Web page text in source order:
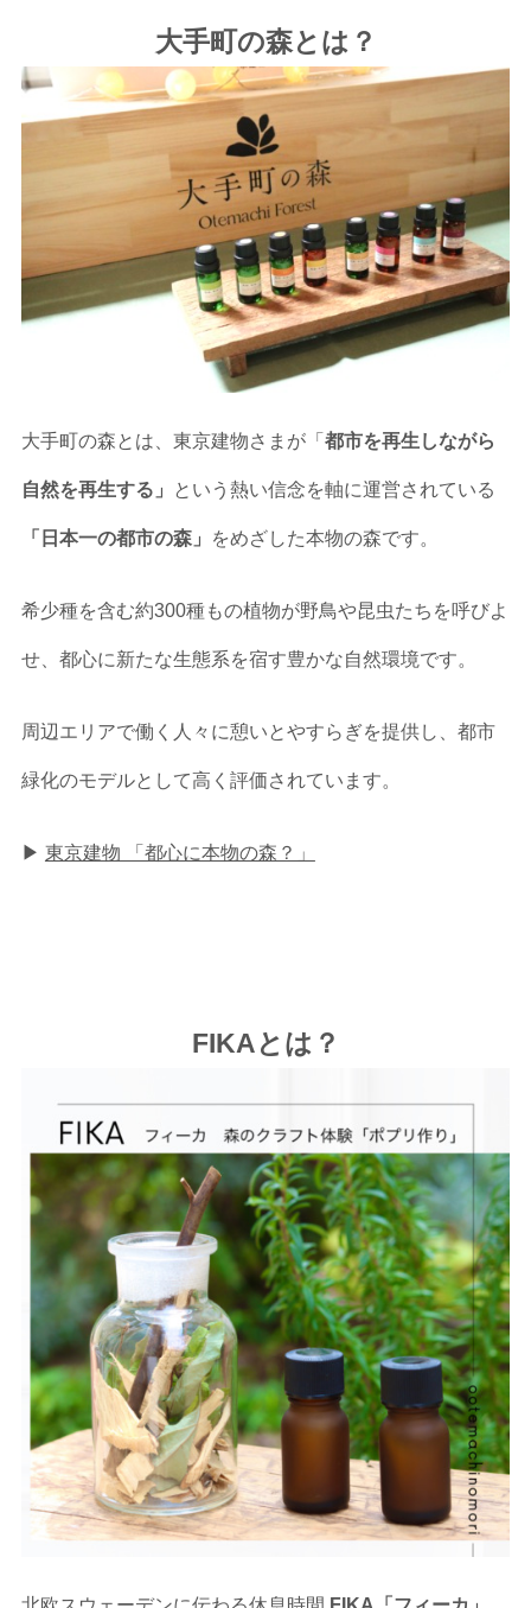
大手町の森とは？
大手町の森とは、東京建物さまが「 都市を再生しながら
自然を再生する」 という熱い信念を軸に運営されている
「日本一の都市の森」 をめざした本物の森です。
希少種を含む約300種もの植物が野鳥や昆虫たちを呼びよ
せ、都心に新たな生態系を宿す豊かな自然環境です。
周辺エリアで働く人々に憩いとやすらぎを提供し、都市
緑化のモデルとして高く評価されています。
▶︎ 東京建物 「都心に本物の森？」
FIKAとは？